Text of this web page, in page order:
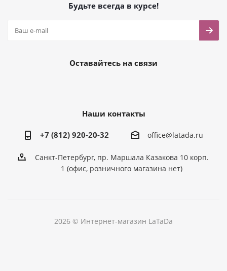
Будьте всегда в курсе!
Оставайтесь на связи
Наши контакты
+7 (812) 920-20-32 office@latada.ru
Санкт-Петербург, пр. Маршала Казакова 10 корп.
1 (офис, розничного магазина нет)
2026 © Интернет-магазин LaTaDa